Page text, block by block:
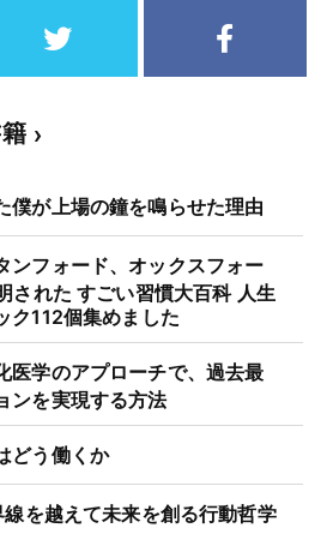
僕が上場の鐘を鳴らせた理由
ンフォード、オックスフォー
された すごい習慣大百科 人生
ク112個集めました
学のアプローチで、過去最
ンを実現する方法
どう働くか
線を越えて未来を創る行動哲学